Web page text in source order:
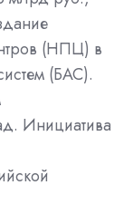
(НПЦ) в
(БАС).
Инициатива